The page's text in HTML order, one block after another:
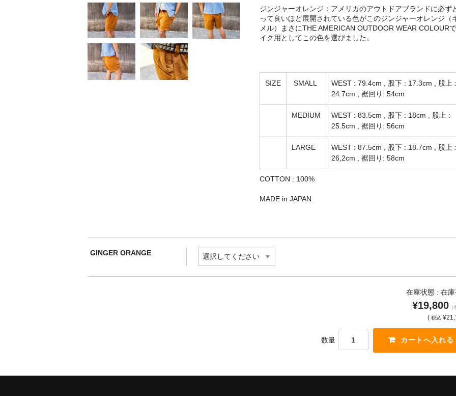
ジンジャーオレンジ：アメリカのアウトドアブランドに必ず
って良いほど展開されている色がこのジンジャーオレンジ（
メル）まさにTHE AMERICAN OUTDOOR WEAR COLOUR
イク用としてこの色を選びました。
SIZE SMALL
WEST : 79.4cm , 股下 : 17.3cm , 股上 :
24.7cm , 裾回り: 54cm
MEDIUM
WEST : 83.5cm , 股下 : 18cm , 股上 :
25.5cm , 裾回り: 56cm
LARGE
WEST : 87.5cm , 股下 : 18.7cm , 股上 :
26,2cm , 裾回り: 58cm
COTTON : 100%
MADE in JAPAN
GINGER ORANGE
在庫状態 : 在庫
¥19,800
( 税込
数量